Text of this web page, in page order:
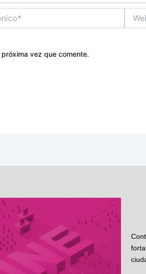
vez que comente.